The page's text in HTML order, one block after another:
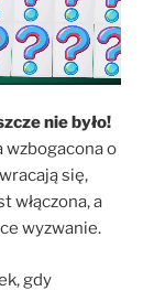
nie było!
wzbogacona o
się,
włączona, a
wyzwanie.
gdy